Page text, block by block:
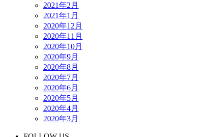
2021年2月
2021年1月
2020年12月
2020年11月
2020年10月
2020年9月
2020年8月
2020年7月
2020年6月
2020年5月
2020年4月
2020年3月